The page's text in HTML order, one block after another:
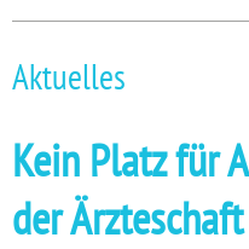
Aktuelles
Kein Platz für
der Ärzteschaft